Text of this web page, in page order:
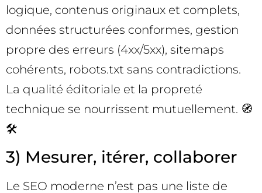
logique, contenus originaux et complets,
données structurées conformes, gestion
propre des erreurs (4xx/5xx), sitemaps
cohérents, robots.txt sans contradictions.
La qualité éditoriale et la propreté
technique se nourrissent mutuellement. 🧭
🛠️
3) Mesurer, itérer, collaborer
Le SEO moderne n’est pas une liste de